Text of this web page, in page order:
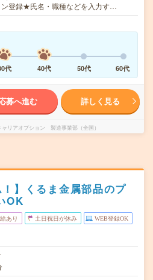
ン登録★氏名・職種などを入力す…
代 40代 50代 60代
募へ進む 詳しく見る
リアオプション 製造事業部（全国）
！】くるま金属部品のプ
OK
あり 土日祝日が休み WEB登録OK